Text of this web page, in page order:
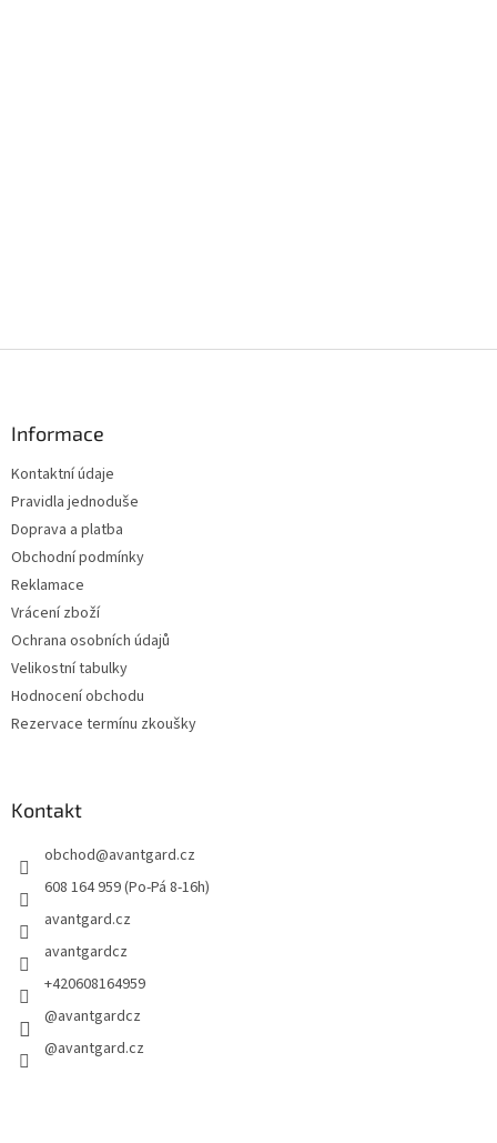
Informace
Kontaktní údaje
Pravidla jednoduše
Doprava a platba
Obchodní podmínky
Reklamace
Vrácení zboží
Ochrana osobních údajů
Velikostní tabulky
Hodnocení obchodu
Rezervace termínu zkoušky
Kontakt
obchod@avantgard.cz
608 164 959 (Po-Pá 8-16h)
avantgard.cz
avantgardcz
+420608164959
@avantgardcz
@avantgard.cz